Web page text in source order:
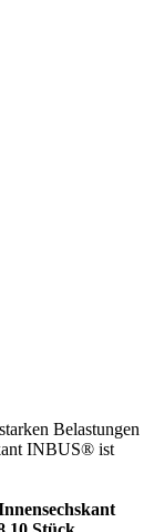
Belastungen
INBUS® ist